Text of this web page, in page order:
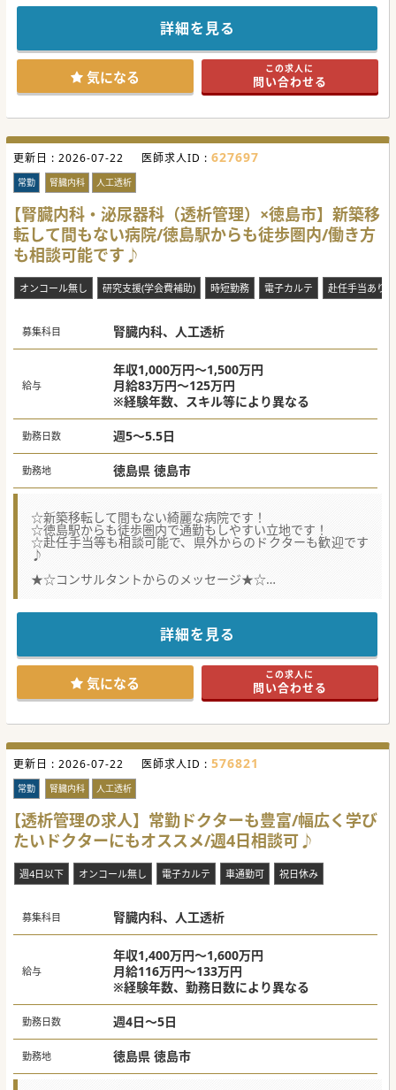
#秋入職可
詳細を見る
気になる この求人に
問い合わせる
更新日 : 2026-07-22 医師求人ID : 627697
常勤 腎臓内科 人工透析
【腎臓内科・泌尿器科（透析管理）×徳島市】新築移
転して間もない病院/徳島駅からも徒歩圏内/働き方
も相談可能です♪
オンコール無し 研究支援(学会費補助) 時短勤務 電子カルテ 赴任手当あり
募集科目 腎臓内科、人工透析
給与
年収1,000万円～1,500万円
月給83万円～125万円
※経験年数、スキル等により異なる
勤務日数 週5～5.5日
勤務地 徳島県 徳島市
☆新築移転して間もない綺麗な病院です！
☆徳島駅からも徒歩圏内で通勤もしやすい立地です！
☆赴任手当等も相談可能で、県外からのドクターも歓迎です
♪
★☆コンサルタントからのメッセージ★☆
希少なリハビリテーション科の募集です！
的しやすい病院ですので、
そのようなご希望がある方はぜひお問合せください♪
#秋入職可
詳細を見る
気になる この求人に
問い合わせる
更新日 : 2026-07-22 医師求人ID : 576821
常勤 腎臓内科 人工透析
【透析管理の求人】常勤ドクターも豊富/幅広く学び
たいドクターにもオススメ/週4日相談可♪
週4日以下 オンコール無し 電子カルテ 車通勤可 祝日休み
募集科目 腎臓内科、人工透析
給与
年収1,400万円～1,600万円
月給116万円～133万円
※経験年数、勤務日数により異なる
勤務日数 週4日～5日
勤務地 徳島県 徳島市